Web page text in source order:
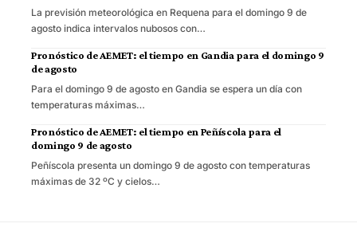
La previsión meteorológica en Requena para el domingo 9 de
agosto indica intervalos nubosos con…
Pronóstico de AEMET: el tiempo en Gandia para el domingo 9
de agosto
Para el domingo 9 de agosto en Gandia se espera un día con
temperaturas máximas…
Pronóstico de AEMET: el tiempo en Peñíscola para el
domingo 9 de agosto
Peñíscola presenta un domingo 9 de agosto con temperaturas
máximas de 32 ºC y cielos…